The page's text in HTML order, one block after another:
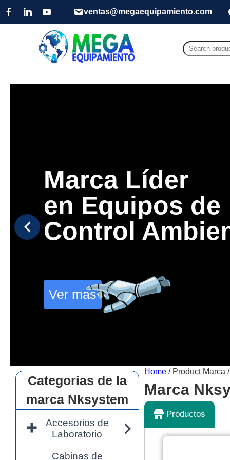
ventas@megaequipamiento.com
Search
for:
Marca Líder
en Equipos de
Control
Ver mas
Categorias de la
marca Nksystem
Accesorios de
Laboratorio
Cabinas de
Home/ Product Marca
Marca
Productos